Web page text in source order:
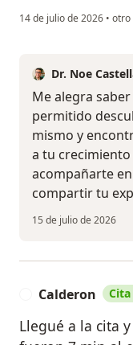
14 de julio de 2026 • otro
Dr. Noe
Me alegra
permitido
mismo y
a tu
acompañarte
compartir tu
15 de julio de 2026
Calderon
Llegué a la cita